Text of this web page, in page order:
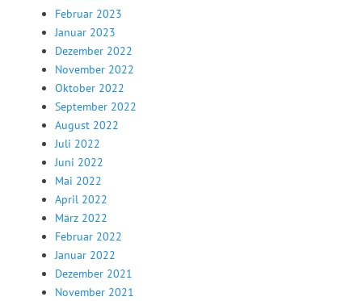
Februar 2023
Januar 2023
Dezember 2022
November 2022
Oktober 2022
September 2022
August 2022
Juli 2022
Juni 2022
Mai 2022
April 2022
März 2022
Februar 2022
Januar 2022
Dezember 2021
November 2021